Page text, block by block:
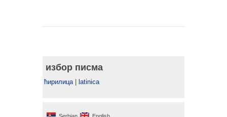
избор писма
ћирилица| latinica